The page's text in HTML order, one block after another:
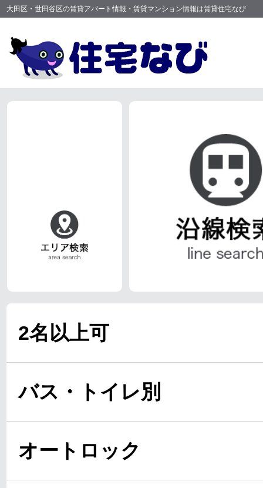
大田区・世田谷区の賃貸アパート情報・賃貸マンション情報は賃貸住宅なび
2名以上可
バス・トイレ別
オートロック